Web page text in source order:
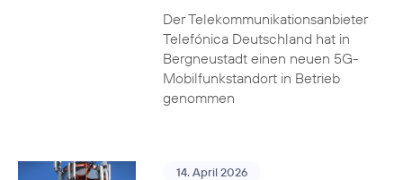
Der Telekommunikationsanbieter
Telefónica Deutschland hat in
Bergneustadt einen neuen 5G-
Mobilfunkstandort in Betrieb
genommen
14. April 2026